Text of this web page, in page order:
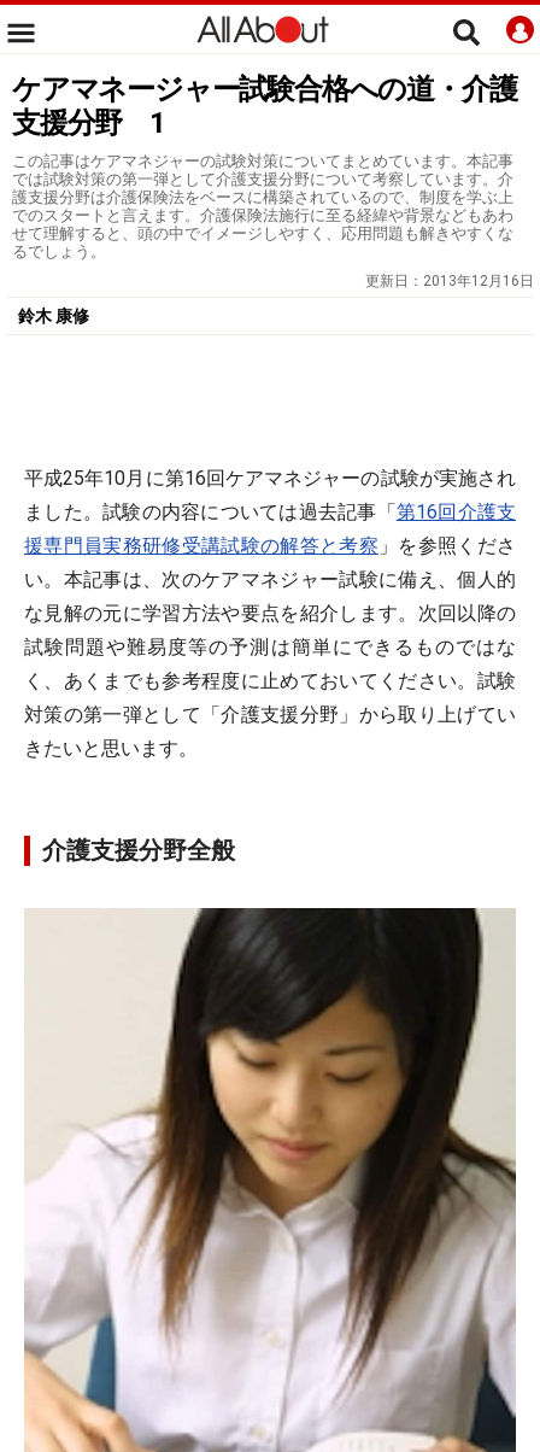
ケアマネージャー試験合格への道・介護
支援分野 1
この記事はケアマネジャーの試験対策についてまとめています。本記事
では試験対策の第一弾として介護支援分野について考察しています。介
護支援分野は介護保険法をベースに構築されているので、制度を学ぶ上
でのスタートと言えます。介護保険法施行に至る経緯や背景などもあわ
せて理解すると、頭の中でイメージしやすく、応用問題も解きやすくな
るでしょう。
更新日： 2013年12月16日
鈴木 康修
平成25年10月に第16回ケアマネジャーの試験が実施され
ました。試験の内容については過去記事「第16回介護支
援専門員実務研修受講試験の解答と考察 」を参照くださ
い。本記事は、次のケアマネジャー試験に備え、個人的
な見解の元に学習方法や要点を紹介します。次回以降の
試験問題や難易度等の予測は簡単にできるものではな
く、あくまでも参考程度に止めておいてください。試験
対策の第一弾として「介護支援分野」から取り上げてい
きたいと思います。
介護支援分野全般